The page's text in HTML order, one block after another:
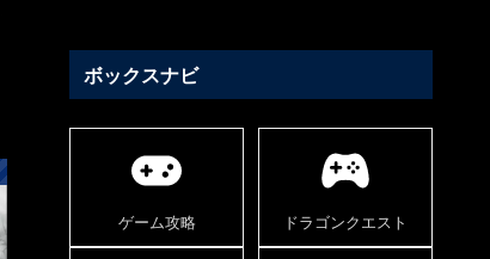
ボックスナビ
ゲーム攻略 ドラゴンクエスト